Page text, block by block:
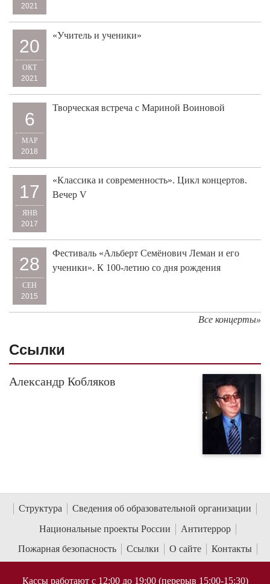
2021
20
ОКТ
2021
«Учитель и ученики»
6
МАР
2018
Творческая встреча с Мариной Воиновой
17
ЯНВ
2017
«Классика и современность». Цикл концертов.
Вечер V
28
СЕН
2015
Фестиваль «Альберт Семёнович Леман и его
ученики». К 100-летию со дня рождения
Все концерты»
Cсылки
Александр Кобляков
Структура
Сведения об образовательной организации
Национальные проекты России
Антитеррор
Пожарная безопасность
Ссылки О сайте Контакты
Кассы работают с 12:00 до 19:00 (перерыв 15:00-15:30)